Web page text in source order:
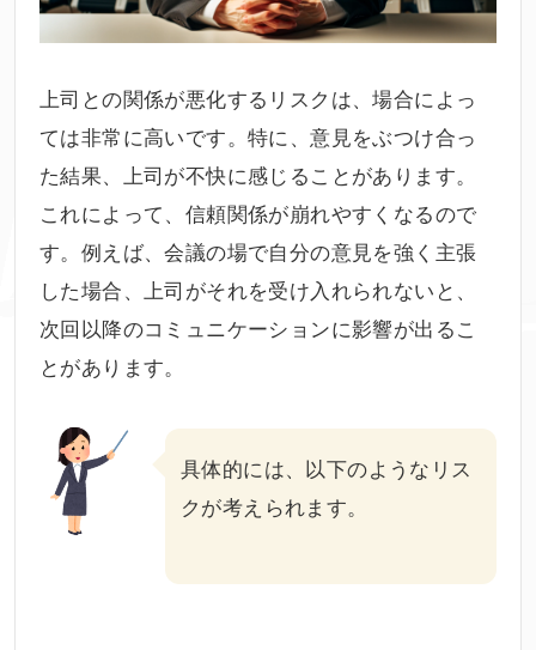
上司との関係が悪化するリスクは、場合によっ
ては非常に高いです。特に、意見をぶつけ合っ
た結果、上司が不快に感じることがあります。
これによって、信頼関係が崩れやすくなるので
す。例えば、会議の場で自分の意見を強く主張
した場合、上司がそれを受け入れられないと、
次回以降のコミュニケーションに影響が出るこ
とがあります。
具体的には、以下のようなリス
クが考えられます。